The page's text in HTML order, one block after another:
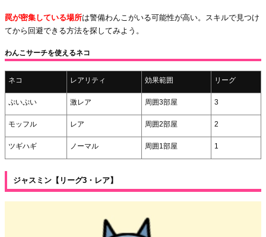
罠が密集している場所は警備わんこがいる可能性が高い。スキルで見つけ
てから回避できる方法を探してみよう。
わんこサーチを使えるネコ
ネコ レアリティ 効果範囲 リーグ
ぷいぷい 激レア 周囲3部屋 3
モッフル レア 周囲2部屋 2
ツギハギ ノーマル 周囲1部屋 1
ジャスミン【リーグ3・レア】